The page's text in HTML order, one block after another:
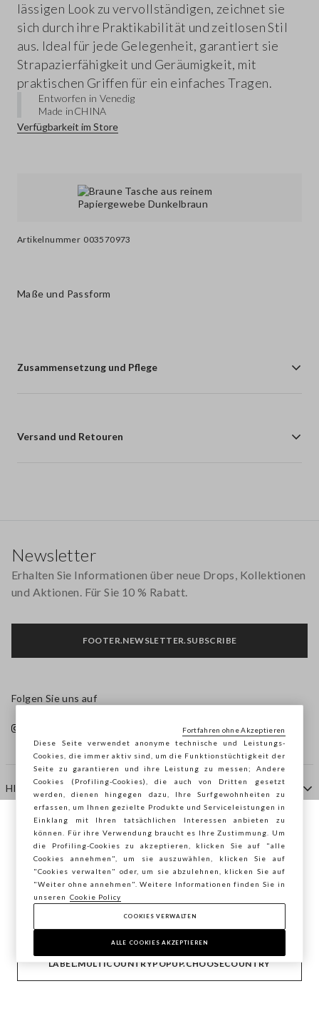
Artikelnummer 003570973
lässigen Look zu vervollständigen, zeichnet sie
sich durch ihre Praktikabilität und zeitlosen Stil
aus. Ideal für jede Gelegenheit, garantiert sie
Strapazierfähigkeit und Geräumigkeit, mit
praktischen Griffen für ein einfaches Tragen.
Entworfen in Venedig
Made inCHINA
Verfügbarkeit im Store
Maße und Passform
Zusammensetzung und Pflege
Versand und Retouren
HILFE
AGENTUR
KONTAKTE
Newsletter
Erhalten Sie Informationen über neue Drops, Kollektionen
und Aktionen. Für Sie 10 % Rabatt.
FOOTER.NEWSLETTER.SUBSCRIBE
Folgen Sie uns auf
Copyright © Ovs S.p.A. MwSt.-Nr. 04240010274 - Kap.
Kap. 290.923.470 -2.4.0
Sie surfen auf der Seite von STEFANEL
Österreich, möchten Sie Ihren Standort
speichern?
BESTÄTIGEN
LABEL.MULTICOUNTRYPOPUP.CHOOSECOUNTRY
footer.item.country Österreich
Diese Seite verwendet anonyme technische und Leistungs-
Cookies, die immer aktiv sind, um die Funktionstüchtigkeit der
Seite zu garantieren und ihre Leistung zu messen; Andere
Cookies (Profiling-Cookies), die auch von Dritten gesetzt
werden, dienen hingegen dazu, Ihre Surfgewohnheiten zu
erfassen, um Ihnen gezielte Produkte und Serviceleistungen in
Einklang mit Ihren tatsächlichen Interessen anbieten zu
können. Für ihre Verwendung braucht es Ihre Zustimmung. Um
die Profiling-Cookies zu akzeptieren, klicken Sie auf "alle
Cookies annehmen", um sie auszuwählen, klicken Sie auf
"Cookies verwalten" oder, um sie abzulehnen, klicken Sie auf
"Weiter ohne annehmen". Weitere Informationen finden Sie in
unseren
Cookie Policy
COOKIES VERWALTEN
ALLE COOKIES AKZEPTIEREN
Fortfahren ohne Akzeptieren